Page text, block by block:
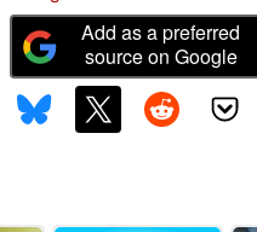
Add as a preferred
source on Google